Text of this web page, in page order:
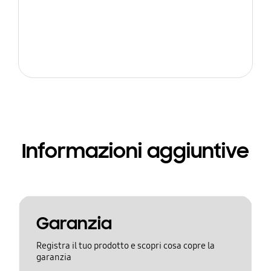
Informazioni aggiuntive
Garanzia
Registra il tuo prodotto e scopri cosa copre la
garanzia